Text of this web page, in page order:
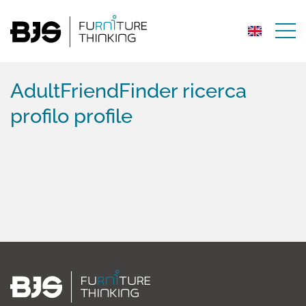
AdultFriendFinder ricerca
profilo profile